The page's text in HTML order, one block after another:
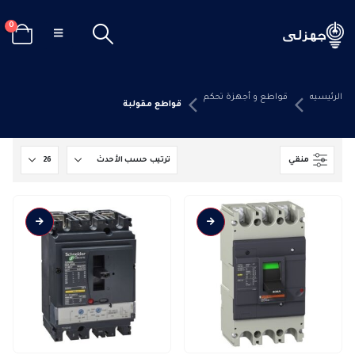
0
الرئيسيه قواطع و أجهزة تحكم
قواطع مقولبة
منقي